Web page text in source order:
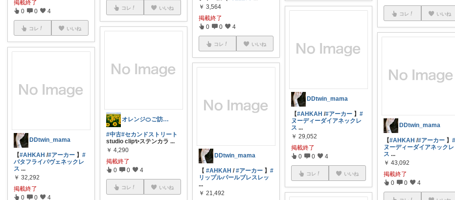
掲載終了
0 0 4
コレ いいね
DDtwin_mama
【#AHKAH /#アーカー 】 #
バタフライパヴェネックレ
ス ...
￥ 32,292
掲載終了
0 0 4
コレ いいね
オレンジ🍊ご訪問ありがとうございます
#中古#セカンドストリート
studio clip✨ステンカラ ...
￥ 4,290
掲載終了
0 0 4
コレ いいね
￥ 3,564
掲載終了
0 0 4
コレ いいね
DDtwin_mama
【#AHKAH /#アーカー 】#
リップルパールブレスレッ
...
￥ 21,492
DDtwin_mama
【#AHKAH /#アーカー 】#
ヌーディーダイアネックレ
ス ...
￥ 29,052
掲載終了
0 0 4
コレ いいね
コレ いいね
DDtwin_mama
【#AHKAH /#アーカー 】#
ヌーディーダイアネックレ
ス ...
￥ 43,092
掲載終了
0 0 4